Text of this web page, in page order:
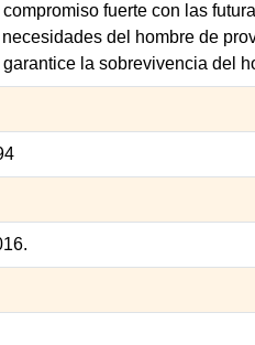
fuerte con las
del hombre de
la sobrevivencia del